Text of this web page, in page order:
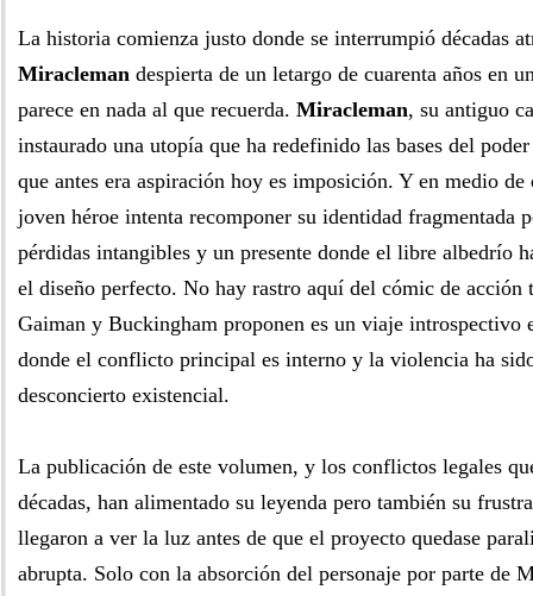
La historia comienza justo donde se interrumpió décadas
Miracleman despierta de un letargo de cuarenta años en
parece en nada al que recuerda. Miracleman, su antiguo
instaurado una utopía que ha redefinido las bases del
que antes era aspiración hoy es imposición. Y en medio de
joven héroe intenta recomponer su identidad fragmentada
pérdidas intangibles y un presente donde el libre albedrío
el diseño perfecto. No hay rastro aquí del cómic de
Gaiman y Buckingham proponen es un viaje introspectivo
donde el conflicto principal es interno y la violencia ha
desconcierto existencial.
La publicación de este volumen, y los conflictos legales
décadas, han alimentado su leyenda pero también su
llegaron a ver la luz antes de que el proyecto quedase
abrupta. Solo con la absorción del personaje por parte de